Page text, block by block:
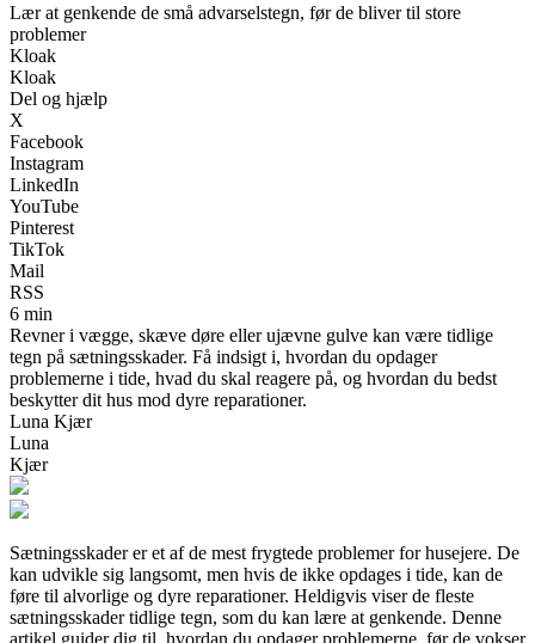
Lær at genkende de små advarselstegn, før de bliver til store
problemer
Kloak
Kloak
Del og hjælp
X
Facebook
Instagram
LinkedIn
YouTube
Pinterest
TikTok
Mail
RSS
6 min
Revner i vægge, skæve døre eller ujævne gulve kan være tidlige
tegn på sætningsskader. Få indsigt i, hvordan du opdager
problemerne i tide, hvad du skal reagere på, og hvordan du bedst
beskytter dit hus mod dyre reparationer.
Luna Kjær
Luna
Kjær
Sætningsskader er et af de mest frygtede problemer for husejere. De
kan udvikle sig langsomt, men hvis de ikke opdages i tide, kan de
føre til alvorlige og dyre reparationer. Heldigvis viser de fleste
sætningsskader tidlige tegn, som du kan lære at genkende. Denne
artikel guider dig til, hvordan du opdager problemerne, før de vokser